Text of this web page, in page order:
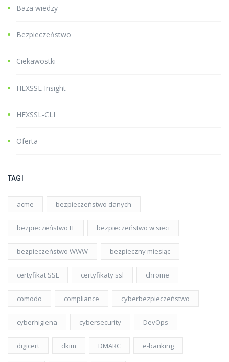
Baza wiedzy
Bezpieczeństwo
Ciekawostki
HEXSSL Insight
HEXSSL-CLI
Oferta
TAGI
acme bezpieczeństwo danych
bezpieczeństwo IT bezpieczeństwo w sieci
bezpieczeństwo WWW bezpieczny miesiąc
certyfikat SSL certyfikaty ssl chrome
comodo compliance cyberbezpieczeństwo
cyberhigiena cybersecurity DevOps
digicert dkim DMARC e-banking